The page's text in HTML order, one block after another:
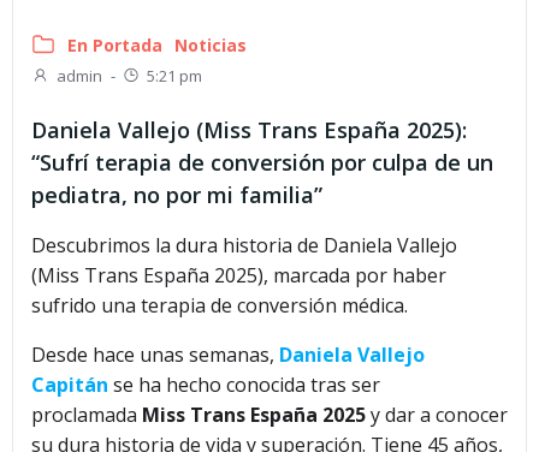
En Portada Noticias
admin - 5:21 pm
Daniela Vallejo (Miss Trans España 2025):
“Sufrí terapia de conversión por culpa de un
pediatra, no por mi familia”
Descubrimos la dura historia de Daniela Vallejo
(Miss Trans España 2025), marcada por haber
sufrido una terapia de conversión médica.
Desde hace unas semanas, Daniela Vallejo
Capitán se ha hecho conocida tras ser
proclamada Miss Trans España 2025y dar a conocer
su dura historia de vida y superación. Tiene 45 años,